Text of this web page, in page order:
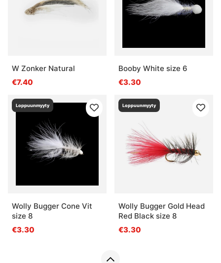
W Zonker Natural
€7.40
Booby White size 6
€3.30
Loppuunmyyty
Wolly Bugger Cone Vit
size 8
€3.30
Loppuunmyyty
Wolly Bugger Gold Head
Red Black size 8
€3.30